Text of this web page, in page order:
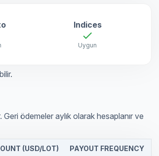
Indices
check
Uygun
Geri ödemeler aylık olarak hesaplanır ve
(USD/LOT) PAYOUT FREQUENCY